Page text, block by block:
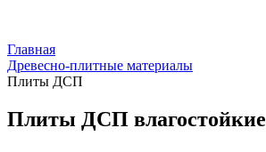
Главная
Древесно-плитные материалы
Плиты ДСП
Плиты ДСП влагостойкие